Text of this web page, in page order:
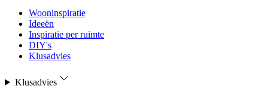
Wooninspiratie
Ideeën
Inspiratie per ruimte
DIY's
Klusadvies
Klusadvies